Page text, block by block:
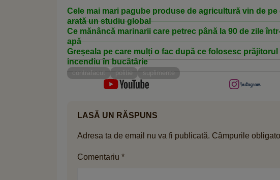
Cele mai mari pagube produse de agricultură vin de
arată un studiu global
Ce mănâncă marinarii care petrec până la 90 de zile
apă
Greșeala pe care mulți o fac după ce folosesc
incendiu în bucătărie
contrafacut politie suplimente
LASĂ UN RĂSPUNS
Adresa ta de email nu va fi publicată. Câmpurile
Comentariu *